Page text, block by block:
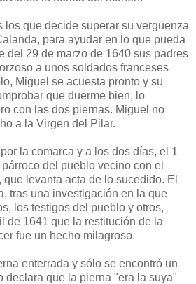
los que decide superar su vergüenza
para ayudar en lo que pueda
del 29 de marzo de 1640 sus padres
a unos soldados franceses
Miguel se acuesta pronto y su
que duerme bien, lo
con las dos piernas. Miguel no
a la Virgen del Pilar.
la comarca y a los dos días, el 1
del pueblo vecino con el
levanta acta de lo sucedido. El
tras una investigación en la que
los testigos del pueblo y otros,
de 1641 que la restitución de la
fue un hecho milagroso.
enterrada y sólo se encontró un
declara que la pierna "era la suya"